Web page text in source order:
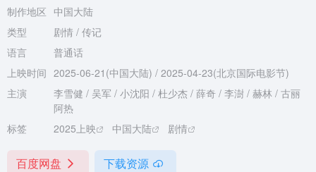
制作地区 中国大陆
类型
剧情 / 传记
语言
普通话
上映时间 2025-06-21(中国大陆) / 2025-04-23(北京国际电影节)
主演
李雪健 / 吴军 / 小沈阳 / 杜少杰 / 薛奇 / 李澍 / 赫林 / 古丽
阿热
标签
2025上映 中国大陆 剧情
百度网盘 下载资源